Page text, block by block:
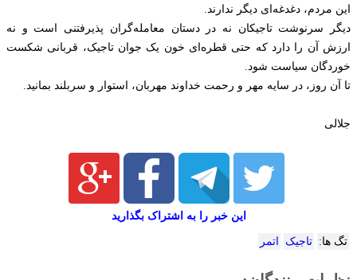
این مردم، دغدغه‌ای دیگر ندارند.
دیگر سرنوشت تاجیکان نه در دستان معامله‌گران پذیرفتنی است و نه
ارزش آن را دارد که حتی قطره‌ای خون یک جوان تاجیک، قربانی شکست‌
خوردگان سیاست شود.
تا آن روز، در سایه مهر و رحمت خداوند مهربان، استوار و سربلند بمانید.
جلالی
این خبر را به اشتراک بگذارید
تگ ها: تاجیک اتمر